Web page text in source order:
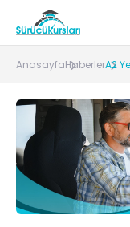
AnasayfaHaberlerA2